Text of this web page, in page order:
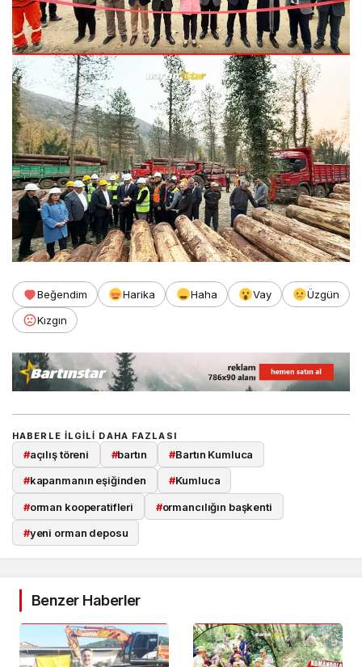
Beğendim Harika Haha Vay
Üzgün
Kızgın
HABERLE ILGILI DAHA FAZLASI
#açılış töreni #bartın #Bartın Kumluca
#kapanmanın eşiğinden #Kumluca
#orman kooperatifleri #ormancılığın başkenti
#yeni orman deposu
Benzer Haberler